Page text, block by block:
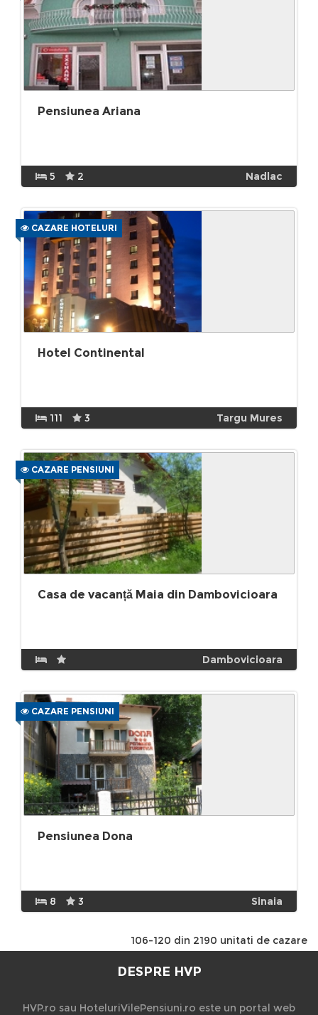
Pensiunea Ariana
5 2 Nadlac
CAZARE HOTELURI
Hotel Continental
111 3 Targu Mures
CAZARE PENSIUNI
Casa de vacanță Maia din Dambovicioara
Dambovicioara
CAZARE PENSIUNI
Pensiunea Dona
8 3 Sinaia
106-120 din 2190 unitati de cazare
DESPRE HVP
HVP.ro sau HoteluriVilePensiuni.ro este un portal web